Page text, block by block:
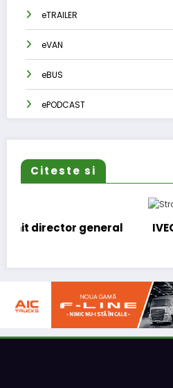
eTRAILER
eVAN
eBUS
ePODCAST
Citeste si
IVECO Strator se întoarce